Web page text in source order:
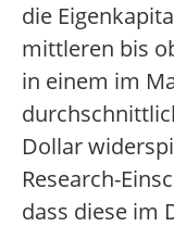
die
mittleren bis
in einem im
Dollar
Research-
dass diese im